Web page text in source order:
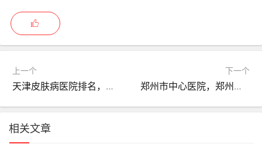
上一个
天津皮肤病医院排名，天津皮肤病比较好 的医院排名！
下一个
郑州市中心医院，郑州市中心医院高新区医院！
相关文章